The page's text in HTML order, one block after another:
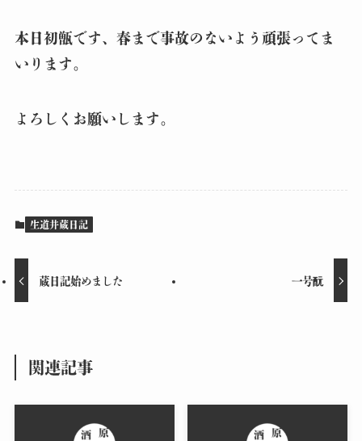
本日初甑です、春まで事故のないよう頑張ってま
いります。
よろしくお願いします。
生道井蔵日記
蔵日記始めました 一号酛
関連記事